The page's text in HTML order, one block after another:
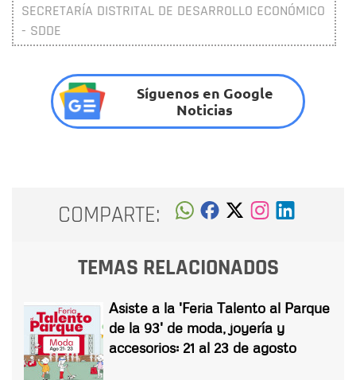
SECRETARÍA DISTRITAL DE DESARROLLO ECONÓMICO
- SDDE
Síguenos en Google
Noticias
COMPARTE:
TEMAS RELACIONADOS
Asiste a la 'Feria Talento al Parque
de la 93' de moda, joyería y
accesorios: 21 al 23 de agosto